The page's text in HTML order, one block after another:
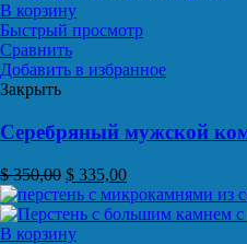
В корзину
Быстрый просмотр
Сравнить
Добавить в избранное
Закрыть
Серебряный мужской
$350,00 $ 335,00
В корзину